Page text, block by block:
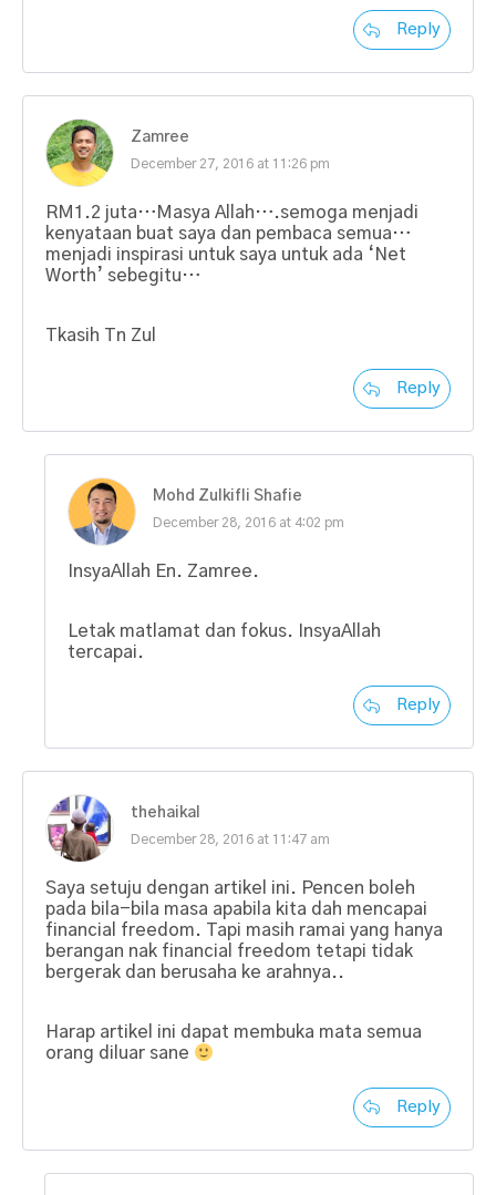
Reply
Zamree
December 27, 2016 at 11:26 pm
RM1.2 juta…Masya Allah….semoga menjadi
kenyataan buat saya dan pembaca semua…
menjadi inspirasi untuk saya untuk ada ‘Net
Worth’ sebegitu…
Tkasih Tn Zul
Reply
Mohd Zulkifli Shafie
December 28, 2016 at 4:02 pm
InsyaAllah En. Zamree.
Letak matlamat dan fokus. InsyaAllah
tercapai.
Reply
thehaikal
December 28, 2016 at 11:47 am
Saya setuju dengan artikel ini. Pencen boleh
pada bila-bila masa apabila kita dah mencapai
financial freedom. Tapi masih ramai yang hanya
berangan nak financial freedom tetapi tidak
bergerak dan berusaha ke arahnya..
Harap artikel ini dapat membuka mata semua
orang diluar sane
Reply